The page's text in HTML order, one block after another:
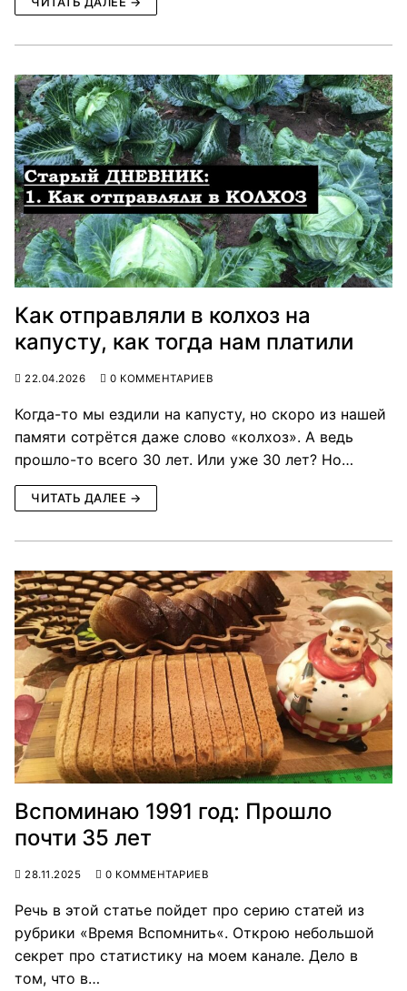
Как отправляли в колхоз на
капусту, как тогда нам платили
22.04.2026 0 КОММЕНТАРИЕВ
Когда-то мы ездили на капусту, но скоро из нашей
памяти сотрётся даже слово «колхоз». А ведь
прошло-то всего 30 лет. Или уже 30 лет? Но…
ЧИТАТЬ ДАЛЕЕ →
Вспоминаю 1991 год: Прошло
почти 35 лет
28.11.2025 0 КОММЕНТАРИЕВ
Речь в этой статье пойдет про серию статей из
рубрики «Время Вспомнить«. Открою небольшой
секрет про статистику на моем канале. Дело в
том, что в…